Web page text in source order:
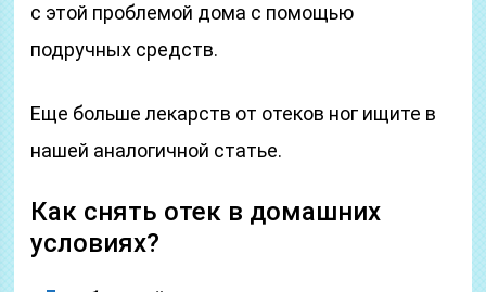
с этой проблемой дома с помощью
подручных средств.
Еще больше лекарств от отеков ног ищите в
нашей аналогичной статье.
Как снять отек в домашних
условиях?